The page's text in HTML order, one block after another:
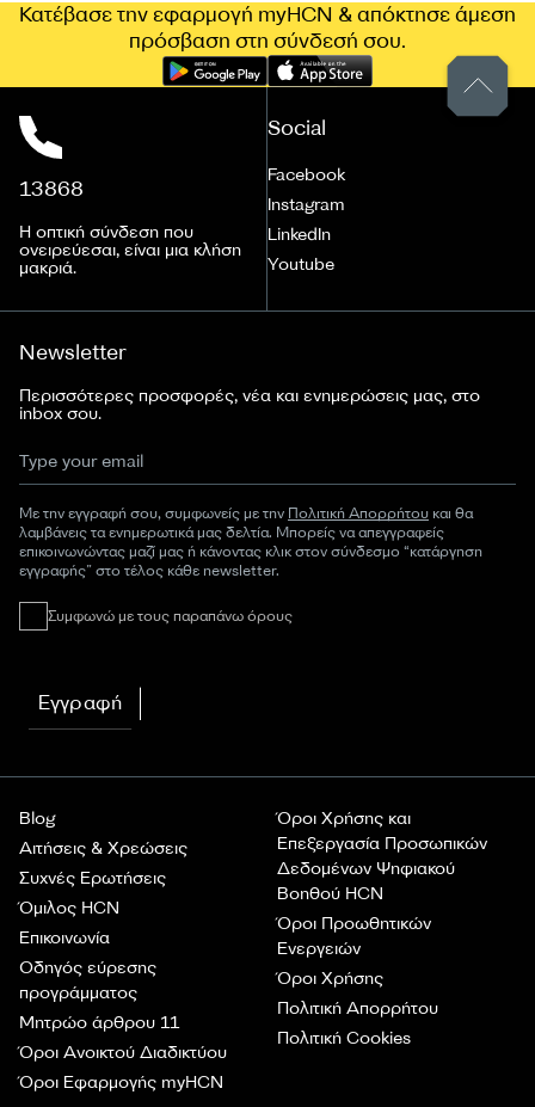
Κατέβασε την εφαρμογή myHCN & απόκτησε άμεση
πρόσβαση στη σύνδεσή σου.
13868
Η οπτική σύνδεση που
ονειρεύεσαι, είναι μια κλήση
μακριά.
Blog
Αιτήσεις & Χρεώσεις
Συχνές Ερωτήσεις
Όμιλος HCN
Επικοινωνία
Οδηγός εύρεσης
προγράμματος
Μητρώο άρθρου 11
Όροι Ανοικτού Διαδικτύου
Όροι Εφαρμογής myHCN
Όροι Χρήσης και
Επεξεργασία Προσωπικών
Δεδομένων Ψηφιακού
Βοηθού HCN
Όροι Προωθητικών
Ενεργειών
Όροι Χρήσης
Πολιτική Απορρήτου
Πολιτική Cookies
Social
Facebook
Instagram
LinkedIn
Youtube
Newsletter
Περισσότερες προσφορές, νέα και ενημερώσεις μας, στο
inbox σου.
Με την εγγραφή σου, συμφωνείς με την Πολιτική Απορρήτου και θα
λαμβάνεις τα ενημερωτικά μας δελτία. Μπορείς να απεγγραφείς
επικοινωνώντας μαζί μας ή κάνοντας κλικ στον σύνδεσμο “κατάργηση
εγγραφής” στο τέλος κάθε newsletter.
Συμφωνώ με τους παραπάνω όρους
Εγγραφή